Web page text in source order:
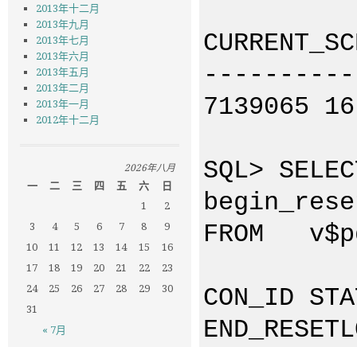
7139065
SQL>
FROM
CON_ID
2013年十二月
2013年九月
2013年七月
2013年六月
2013年五月
2013年二月
2013年一月
2012年十二月
2026年八月
一 二 三 四 五 六 日
« 7月
1
2
3
4 5 6 7 8
9
10
11 12 13 14 15
16
17
18 19 20 21 22
23
24
25 26 27 28 29
30
31